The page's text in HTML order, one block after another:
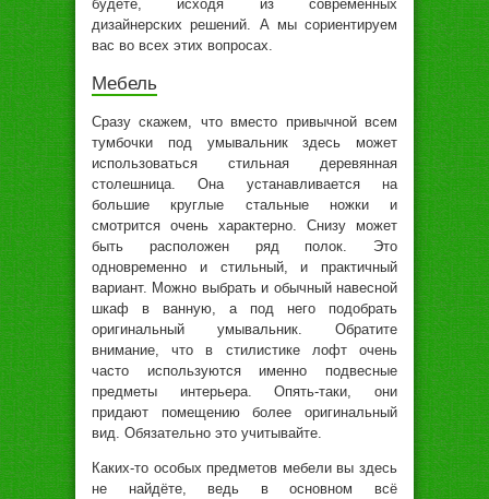
будете, исходя из современных
дизайнерских решений. А мы сориентируем
вас во всех этих вопросах.
Мебель
Сразу скажем, что вместо привычной всем
тумбочки под умывальник здесь может
использоваться стильная деревянная
столешница. Она устанавливается на
большие круглые стальные ножки и
смотрится очень характерно. Снизу может
быть расположен ряд полок. Это
одновременно и стильный, и практичный
вариант. Можно выбрать и обычный навесной
шкаф в ванную, а под него подобрать
оригинальный умывальник. Обратите
внимание, что в стилистике лофт очень
часто используются именно подвесные
предметы интерьера. Опять-таки, они
придают помещению более оригинальный
вид. Обязательно это учитывайте.
Каких-то особых предметов мебели вы здесь
не найдёте, ведь в основном всё